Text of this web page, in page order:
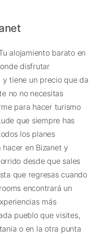
alojamiento barato en
disfrutar
tiene un precio que da
no no necesitas
para hacer turismo
que siempre has
los planes
en Bizanet y
desde que sales
que regresas cuando
encontrará un
más
pueblo que visites,
o en la otra punta